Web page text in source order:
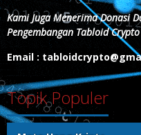
Kami Juga Menerima Donasi
Pengembangan Tabloid
Email :
Topik Populer